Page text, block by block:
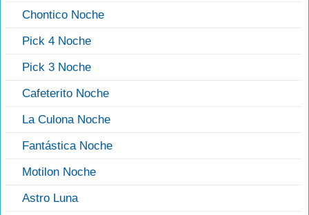
Chontico Noche
Pick 4 Noche
Pick 3 Noche
Cafeterito Noche
La Culona Noche
Fantástica Noche
Motilon Noche
Astro Luna